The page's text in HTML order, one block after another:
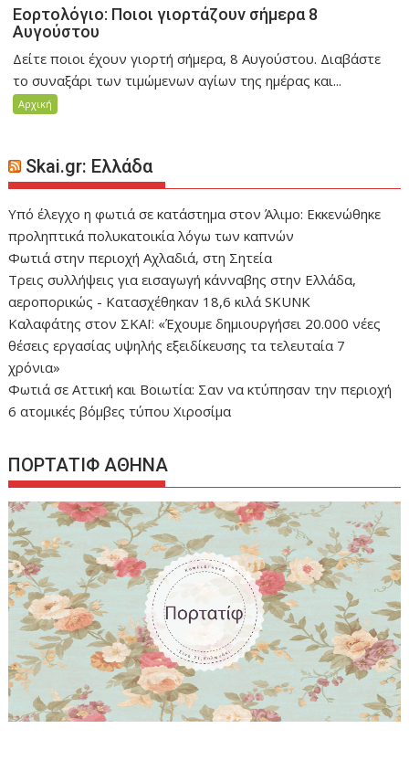
Εορτολόγιο: Ποιοι γιορτάζουν σήμερα 8
Αυγούστου
Δείτε ποιοι έχουν γιορτή σήμερα, 8 Αυγούστου. Διαβάστε
το συναξάρι των τιμώμενων αγίων της ημέρας και...
Αρχική
Skai.gr: Ελλάδα
Yπό έλεγχο η φωτιά σε κατάστημα στον Άλιμο: Εκκενώθηκε
προληπτικά πολυκατοικία λόγω των καπνών
Φωτιά στην περιοχή Αχλαδιά, στη Σητεία
Τρεις συλλήψεις για εισαγωγή κάνναβης στην Ελλάδα,
αεροπορικώς - Κατασχέθηκαν 18,6 κιλά SKUNK
Καλαφάτης στον ΣΚΑΪ: «Έχουμε δημιουργήσει 20.000 νέες
θέσεις εργασίας υψηλής εξειδίκευσης τα τελευταία 7
χρόνια»
Φωτιά σε Αττική και Βοιωτία: Σαν να κτύπησαν την περιοχή
6 ατομικές βόμβες τύπου Χιροσίμα
ΠΟΡΤΑΤΙΦ ΑΘΗΝΑ